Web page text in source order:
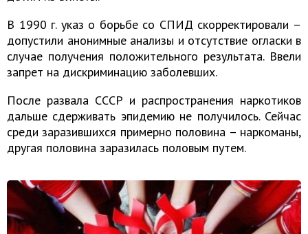
В 1990 г. указ о борьбе со СПИД скорректировали –
допустили анонимные анализы и отсутствие огласки в
случае получения положительного результата. Ввели
запрет на дискриминацию заболевших.
После развала СССР и распространения наркотиков
дальше сдерживать эпидемию не получилось. Сейчас
среди заразившихся примерно половина – наркоманы,
другая половина заразилась половым путем.